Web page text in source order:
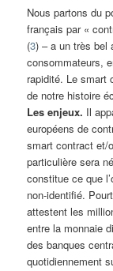
Nous partons du
français par «
(3) – a un très bel
consommateurs,
rapidité. Le smart
de notre histoire
Les enjeux. Il
européens de
smart contract et/
particulière sera
constitue ce que
non-identifié.
attestent les
entre la monnaie
des banques
quotidiennement